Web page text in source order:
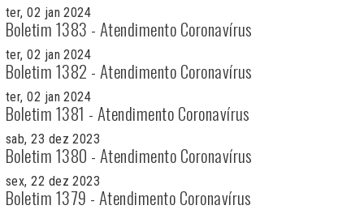
ter, 02 jan 2024
Boletim 1383 - Atendimento Coronavírus
ter, 02 jan 2024
Boletim 1382 - Atendimento Coronavírus
ter, 02 jan 2024
Boletim 1381 - Atendimento Coronavírus
sab, 23 dez 2023
Boletim 1380 - Atendimento Coronavírus
sex, 22 dez 2023
Boletim 1379 - Atendimento Coronavírus